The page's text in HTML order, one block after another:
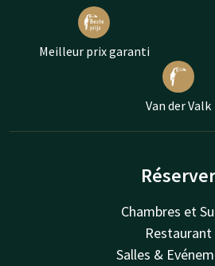
Meilleur prix garanti
Van der Valk
Réserver
Chambres et
Restaurant
Salles &